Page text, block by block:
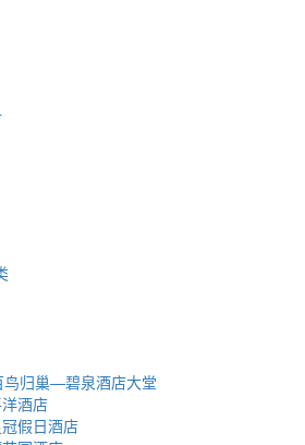
鸟归巢—碧泉酒店大堂
酒店
冠假日酒店